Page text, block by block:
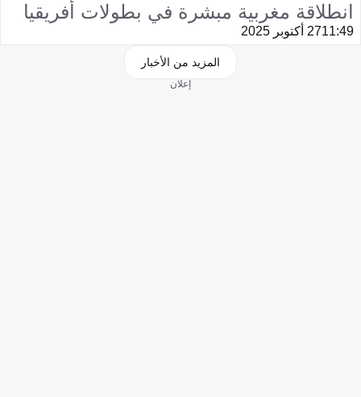
انطلاقة مغربية مبشرة في بطولات أفريقيا
11:4927 أكتوبر 2025
المزيد من الأخبار
إعلان